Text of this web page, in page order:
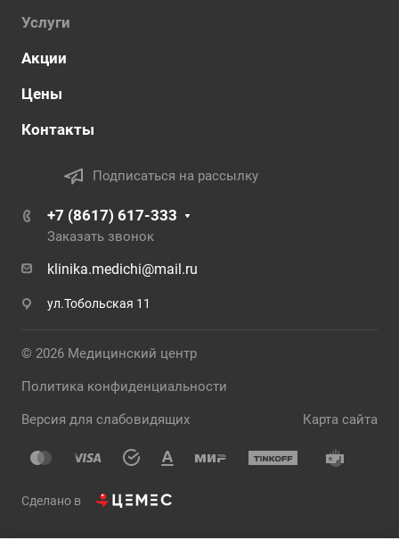
Услуги
Акции
Цены
Контакты
Подписаться на рассылку
+7 (8617) 617-333
Заказать звонок
klinika.medichi@mail.ru
ул.Тобольская 11
© 2026 Медицинский центр
Политика конфиденциальности
Версия для слабовидящих Карта сайта
Сделано в